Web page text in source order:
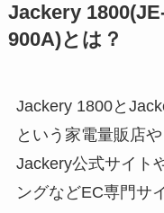
Jackery
900A)とは？
Jackery 1800と
という家電量販店
Jackery公式サイト
ングなどEC専門サ